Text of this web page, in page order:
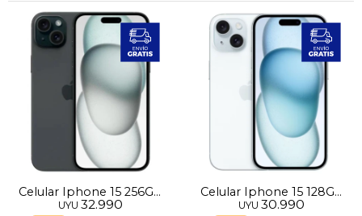
Celular Iphone 15 256GB
pre-utilizado
UYU 32.990
Celular Iphone 15 128GB
pre-utilizado
UYU 30.990